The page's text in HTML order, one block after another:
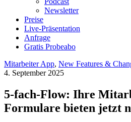
Newsletter
Preise
Live-Präsentation
Anfrage
Gratis Probeabo
Mitarbeiter App, New Features &
4. September 2025
5-fach-Flow: Ihre
Formulare bieten jetzt